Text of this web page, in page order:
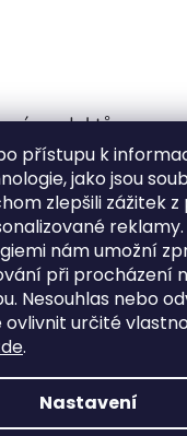
přístupu k
jako jsou
zlepšili zážitek
reklamy.
nám umožní
při procházení
Nesouhlas nebo
určité
.
Nastavení
produktů
nádrže k
produktu je 5 z 5
Nevrlý
produktu je 5 z 5
Vytvořil Shoptet